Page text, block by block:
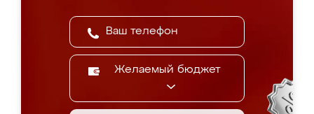
Желаемый бюджет